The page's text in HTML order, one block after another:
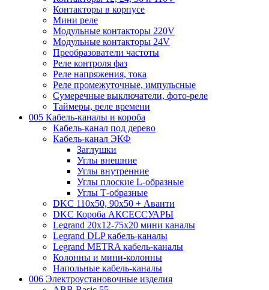
Контакторы в корпусе
Мини реле
Модульные контакторы 220V
Модульные контакторы 24V
Преобразователи частоты
Реле контроля фаз
Реле напряжения, тока
Реле промежуточные, импульсные
Сумеречные выключатели, фото-реле
Таймеры, реле времени
005 Кабель-каналы и короба
Кабель-канал под дерево
Кабель-канал ЭКФ
Заглушки
Углы внешние
Углы внутренние
Углы плоские L-образные
Углы Т-образные
DKC 110х50, 90х50 + Аванти
DKC Короба АКСЕССУАРЫ
Legrand 20х12-75х20 мини каналы
Legrand DLP кабель-каналы
Legrand METRA кабель-каналы
Колонны и мини-колонны
Напольные кабель-каналы
006 Электроустановочные изделия